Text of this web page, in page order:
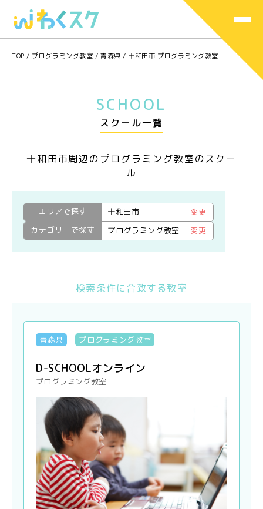
TOP / プログラミング教室 / 青森県 / 十和田市 プログラミング教室
SCHOOL
スクール一覧
十和田市周辺のプログラミング教室のスクー
ル
エリアで探す 十和田市
変更
カテゴリーで探す
プログラミング教室 変更
検索条件に合致する教室
青森県 プログラミング教室
D-SCHOOLオンライン
プログラミング教室